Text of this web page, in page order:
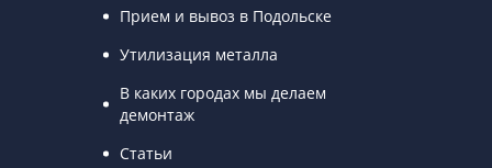
Прием и вывоз в Подольске
Утилизация металла
В каких городах мы делаем
демонтаж
Статьи